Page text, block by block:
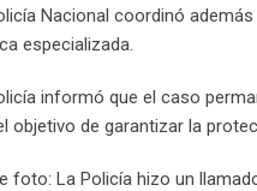
Nacional coordinó
especializada.
informó que el caso
objetivo de garantizar la
foto: La Policía hizo un